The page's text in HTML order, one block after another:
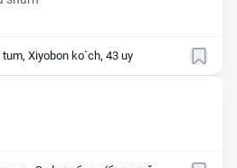
Xiyobon ko`ch, 43 uy